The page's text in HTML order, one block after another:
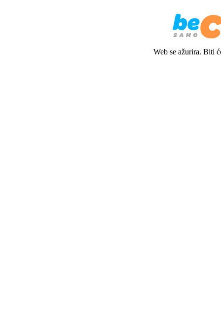
Web se ažurira. Biti